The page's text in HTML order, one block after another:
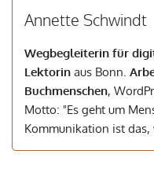
Annette Schwindt
Wegbegleiterin für
Lektorin aus Bonn.
Buchmenschen,
Motto: "Es geht um
Kommunikation ist das,